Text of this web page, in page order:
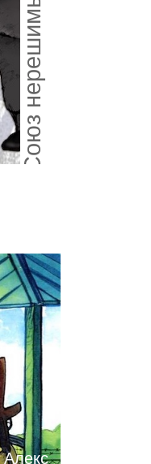
Союз нерешимый
Алекс